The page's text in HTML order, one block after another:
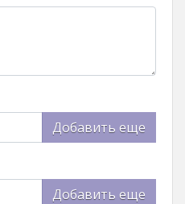
Добавить еще
Добавить еще